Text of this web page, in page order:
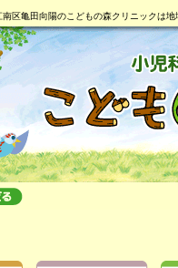
南区亀田向陽のこどもの森クリニックは